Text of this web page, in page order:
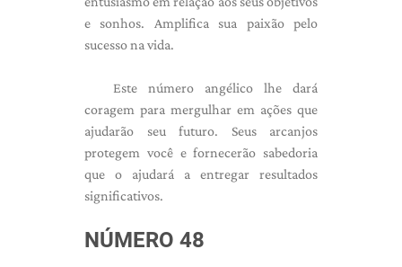
e sonhos. Amplifica sua paixão pelo
sucesso na vida.
Este número angélico lhe dará
coragem para mergulhar em ações que
ajudarão seu futuro. Seus arcanjos
protegem você e fornecerão sabedoria
que o ajudará a entregar resultados
significativos.
NÚMERO 48